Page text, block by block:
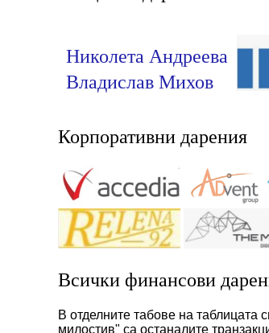
Николета Андреева
Владислав Михов
Корпоративни дарения
Всички финансови
В отделните табове на таблицата
милостив" са останалите